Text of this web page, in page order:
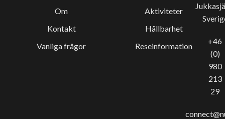
Om
Kontakt
Vanliga frågor
Aktiviteter
Hållbarhet
Reseinformation
+46
(0)
980
213
29